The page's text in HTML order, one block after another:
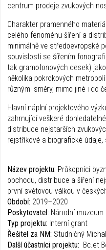
centrum prodeje zvukových
Charakter pramenného
celého fenoménu šíření a
minimálně ve středoevropské
souvislosti se šířením
tak gramofonových desek)
několika pokrokových
různými směry, mimo jiné i do
Hlavní náplní projektového
zahrnující veškeré
distribuce nejstarších
rejstříkové a biografické
Název projektu: Průkopníci
obchodu, distribuce a šíření
první světovou válkou v
Období: 2019–2020
Poskytovatel: Národní muzeum
Typ projektu: Interní grant
Řešitel za NM: Studničný
Další účastníci projektu: Bc.et